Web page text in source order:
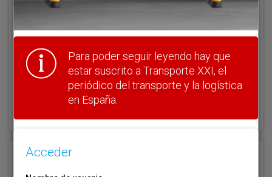
Clave
Haga clic aquí para recuperarla.
Para poder seguir leyendo hay que
estar suscrito a Transporte XXI, el
periódico del transporte y la logística
en España.
Acceder